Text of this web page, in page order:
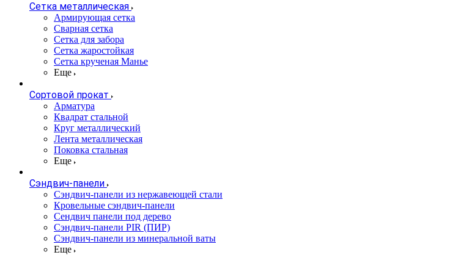
Сетка металлическая
Армирующая сетка
Сварная сетка
Сетка для забора
Сетка жаростойкая
Сетка крученая Манье
Еще
Сортовой прокат
Арматура
Квадрат стальной
Круг металлический
Лента металлическая
Поковка стальная
Еще
Сэндвич-панели
Cэндвич-панели из нержавеющей стали
Кровельные сэндвич-панели
Сендвич панели под дерево
Сэндвич-панели PIR (ПИР)
Сэндвич-панели из минеральной ваты
Еще